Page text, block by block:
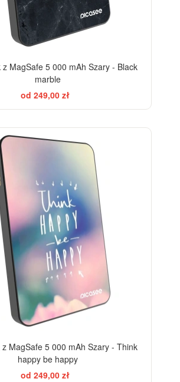
z MagSafe 5 000 mAh Szary - Black
marble
od 249,00 zł
z MagSafe 5 000 mAh Szary - Think
happy be happy
od 249,00 zł